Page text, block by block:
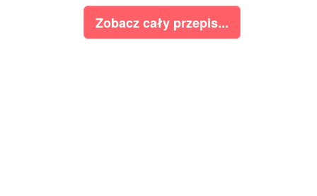
Zobacz cały przepis...